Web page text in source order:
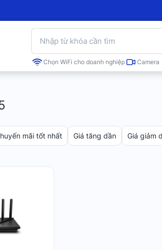
Chọn WiFi cho doanh nghiệp Camera
mãi tốt nhất Giá tăng dần Giá giảm